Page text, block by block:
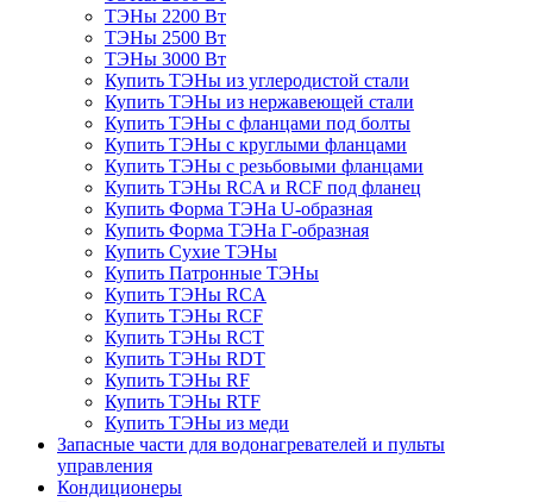
ТЭНы 2200 Вт
ТЭНы 2500 Вт
ТЭНы 3000 Вт
Купить ТЭНы из углеродистой стали
Купить ТЭНы из нержавеющей стали
Купить ТЭНы с фланцами под болты
Купить ТЭНы с круглыми фланцами
Купить ТЭНы с резьбовыми фланцами
Купить ТЭНы RCA и RCF под фланец
Купить Форма ТЭНа U-образная
Купить Форма ТЭНа Г-образная
Купить Сухие ТЭНы
Купить Патронные ТЭНы
Купить ТЭНы RCA
Купить ТЭНы RCF
Купить ТЭНы RCT
Купить ТЭНы RDT
Купить ТЭНы RF
Купить ТЭНы RTF
Купить ТЭНы из меди
Запасные части для водонагревателей и пульты
управления
Кондиционеры